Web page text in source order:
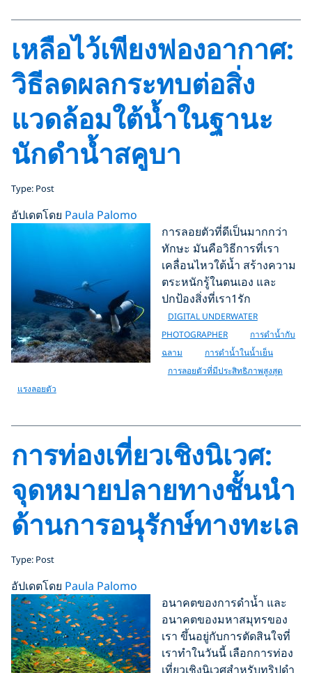
เหลือไว้เพียงฟองอากาศ:
วิธีลดผลกระทบต่อสิ่ง
แวดล้อมใต้น้ำในฐานะ
นักดำน้ำสคูบา
Type: Post
อัปเดตโดย Paula Palomo
การลอยตัวที่ดีเป็นมากกว่า
ทักษะ มันคือวิธีการที่เรา
เคลื่อนไหวใต้น้ำ สร้างความ
ตระหนักรู้ในตนเอง และ
ปกป้องสิ่งที่เรา1รัก
DIGITAL UNDERWATER
PHOTOGRAPHER
การดำน้ำกับ
ฉลาม
การดำน้ำในน้ำเย็น
การลอยตัวที่มีประสิทธิภาพสูงสุด
แรงลอยตัว
การท่องเที่ยวเชิงนิเวศ:
จุดหมายปลายทางชั้นนำ
ด้านการอนุรักษ์ทางทะเล
Type: Post
อัปเดตโดย Paula Palomo
อนาคตของการดำน้ำ และ
อนาคตของมหาสมุทรของ
เรา ขึ้นอยู่กับการตัดสินใจที่
เราทำในวันนี้ เลือกการท่อง
เที่ยวเชิงนิเวศสำหรับทริปดำ